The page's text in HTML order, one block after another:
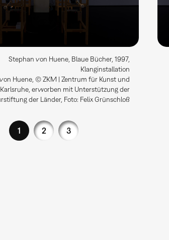
Stephan von Huene, Blaue Bücher, 1997,
Klanginstallation
Huene, © ZKM | Zentrum für Kunst und
erworben mit Unterstützung der
der Länder, Foto: Felix Grünschloß
1 2 3